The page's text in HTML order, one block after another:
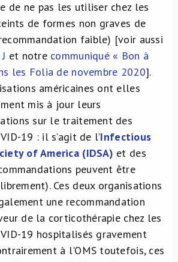
de ne pas les utiliser chez les
de formes non graves de
faible) [voir aussi
et notre communiqué « Bon à
les Folia de novembre 2020].
américaines ont elles
mis à jour leurs
sur le traitement des
19 : il s’agit de l’Infectious
of America (IDSA) et des
peuvent être
Ces deux organisations
une recommandation
de la corticothérapie chez les
19 hospitalisés gravement
à l'OMS toutefois, ces